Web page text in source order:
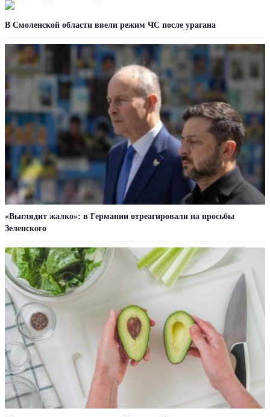
В Смоленской области ввели режим ЧС после урагана
«Выглядит жалко»: в Германии отреагировали на просьбы
Зеленского